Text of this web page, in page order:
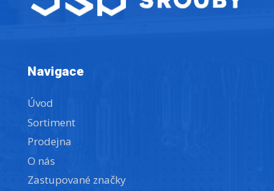
Navigace
Úvod
Sortiment
Prodejna
O nás
Zastupované značky